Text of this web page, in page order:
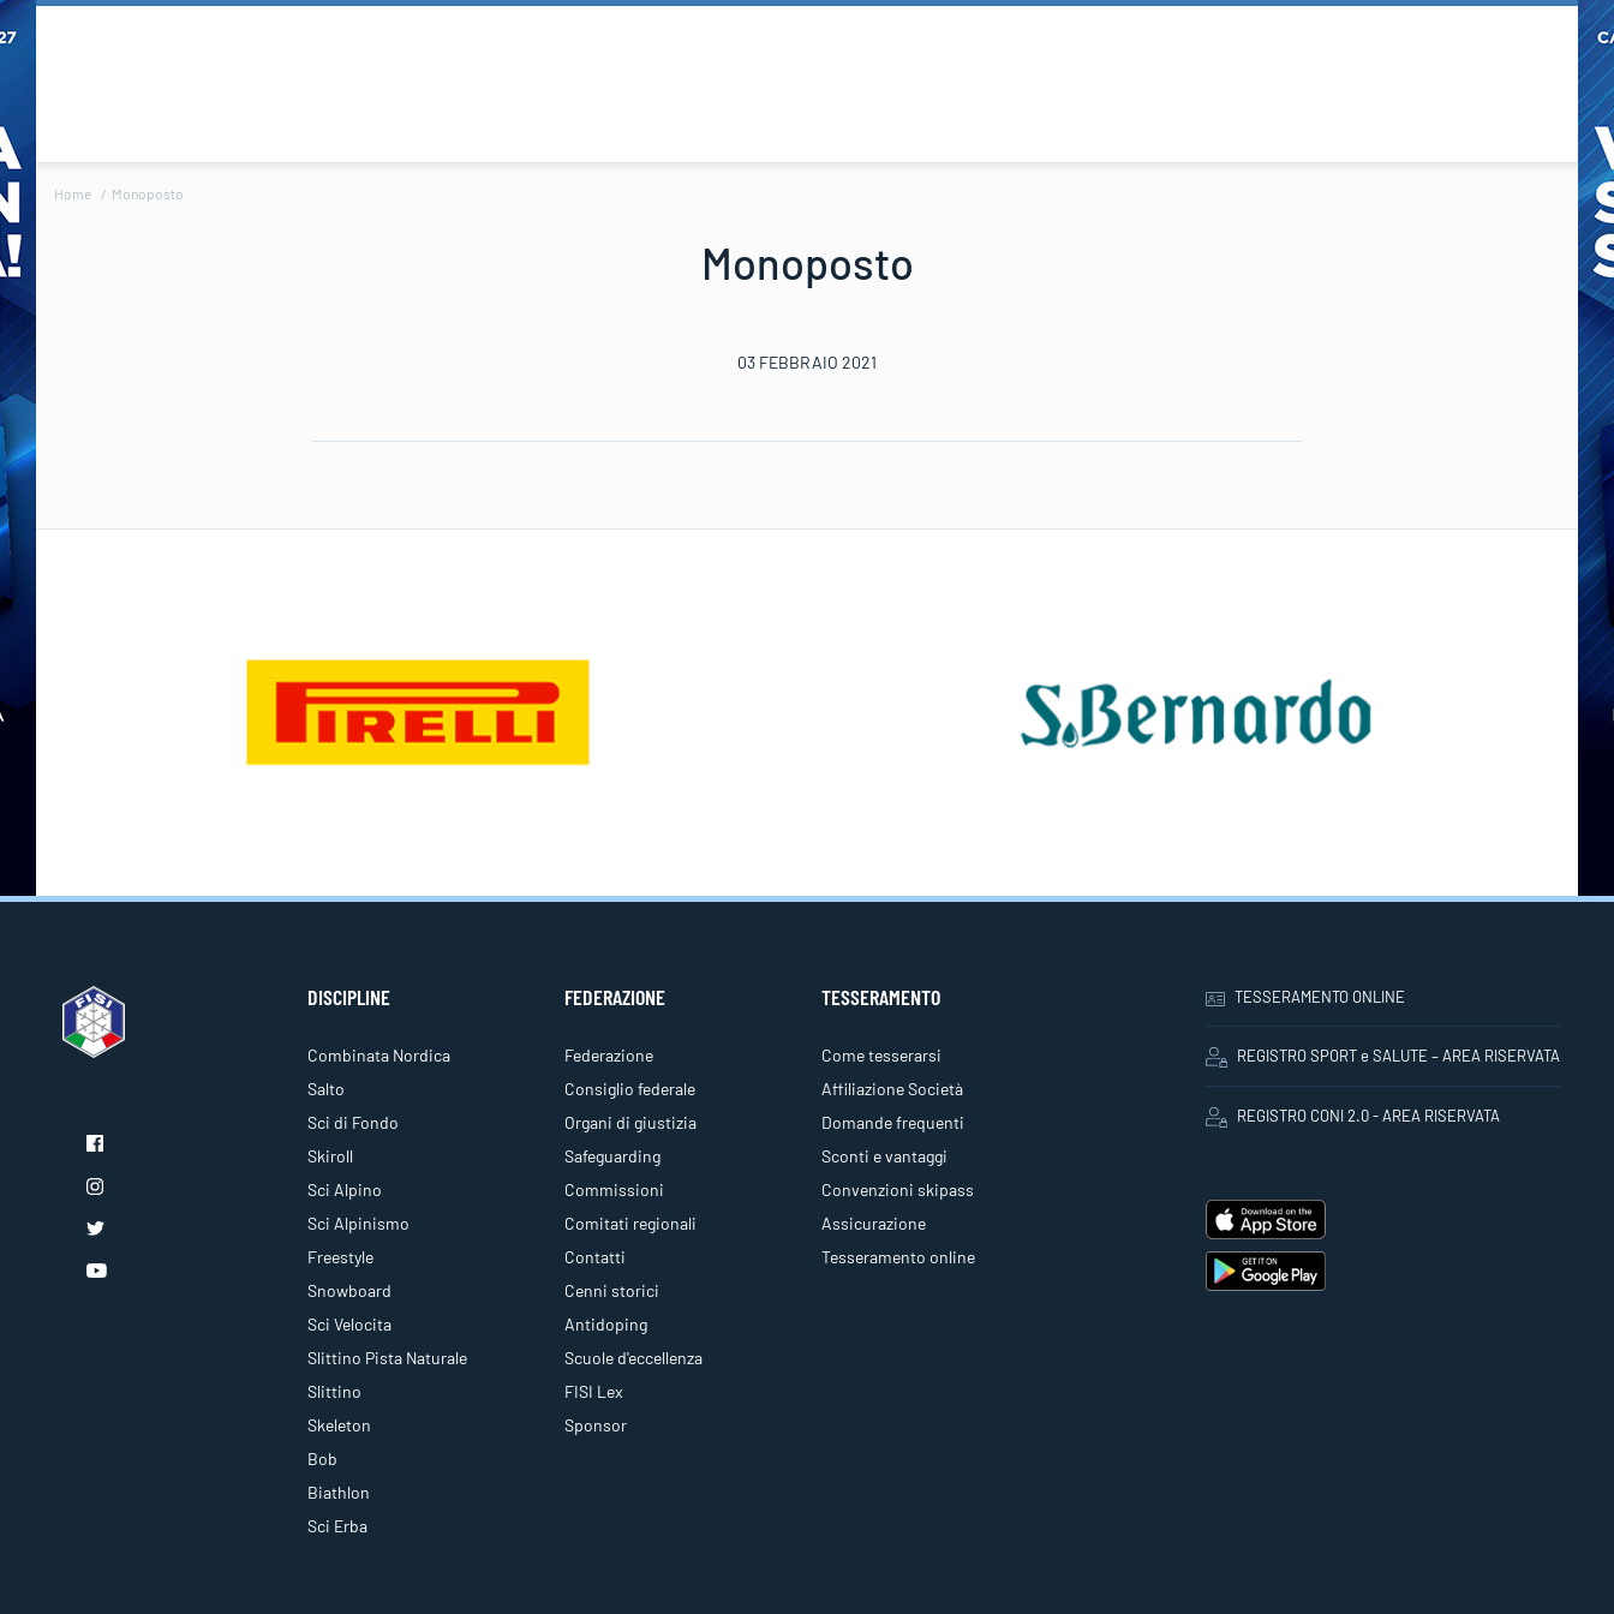
Home Monoposto
Monoposto
03 FEBBRAIO 2021
DISCIPLINE
Combinata Nordica
Salto
Sci di Fondo
Skiroll
Sci Alpino
Sci Alpinismo
Freestyle
Snowboard
Sci Velocita
Slittino Pista Naturale
Slittino
Skeleton
Bob
Biathlon
Sci Erba
FEDERAZIONE
Federazione
Consiglio federale
Organi di giustizia
Safeguarding
Commissioni
Comitati regionali
Contatti
Cenni storici
Antidoping
Scuole d'eccellenza
FISI Lex
Sponsor
TESSERAMENTO
Come tesserarsi
Affiliazione Società
Domande frequenti
Sconti e vantaggi
Convenzioni skipass
Assicurazione
Tesseramento online
TESSERAMENTO ONLINE
REGISTRO SPORT e SALUTE – AREA RISERVATA
REGISTRO CONI 2.0 - AREA RISERVATA